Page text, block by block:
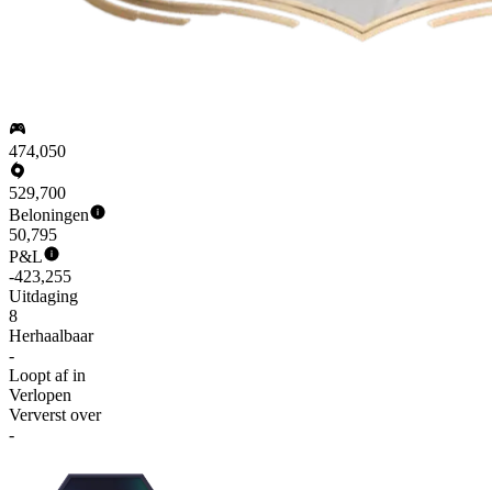
474,050
529,700
Beloningen
50,795
P&L
-423,255
Uitdaging
8
Herhaalbaar
-
Loopt af in
Verlopen
Ververst over
-